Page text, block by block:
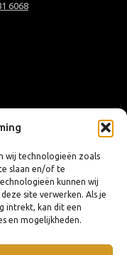
wij technologieën zoals
slaan en/of te
kunnen wij
site verwerken. Als je
intrekt, kan dit een
en mogelijkheden.
6068